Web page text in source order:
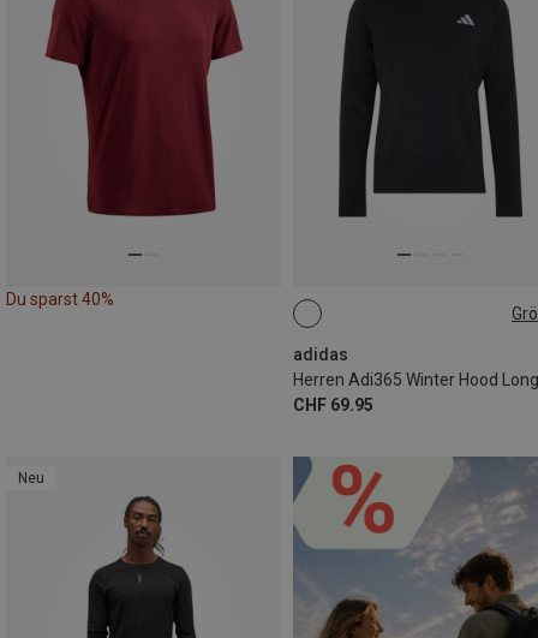
Du sparst 40%
adidas
CHF 69.95
S
Neu